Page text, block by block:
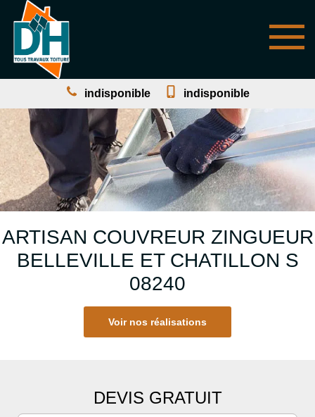
indisponible indisponible
ARTISAN COUVREUR ZINGUEUR
BELLEVILLE ET CHATILLON S
08240
Voir nos réalisations
DEVIS GRATUIT